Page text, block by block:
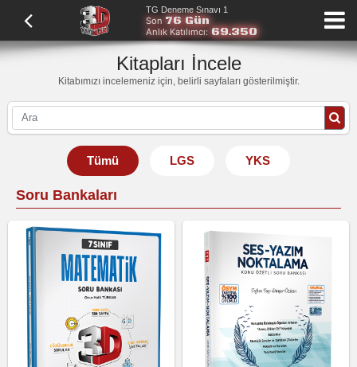
TG Deneme Sınavı 1
Son 76 Gün
Anlık Katılımcı: 69.350
Kitapları İncele
Kitabımızı incelemeniz için, belirli sayfaları gösterilmiştir.
Tümü LGS YKS
Soru Bankaları